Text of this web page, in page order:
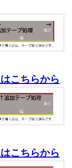
こちらから
こちらから